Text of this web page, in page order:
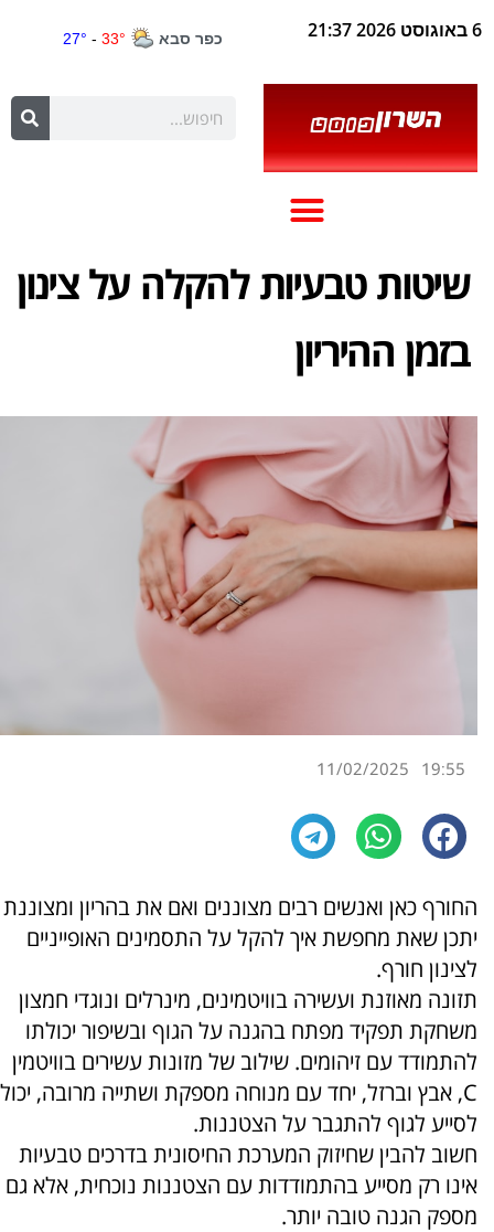
6 באוגוסט 2026 21:37
שיטות טבעיות להקלה על צינון
בזמן ההיריון
19:55
11/02/2025
החורף כאן ואנשים רבים מצוננים ואם את בהריון ומצוננת
יתכן שאת מחפשת איך להקל על התסמינים האופייניים
לצינון חורף.
תזונה מאוזנת ועשירה בוויטמינים, מינרלים ונוגדי חמצון
משחקת תפקיד מפתח בהגנה על הגוף ובשיפור יכולתו
להתמודד עם זיהומים. שילוב של מזונות עשירים בוויטמין
C, אבץ וברזל, יחד עם מנוחה מספקת ושתייה מרובה, יכול
לסייע לגוף להתגבר על הצטננות.
חשוב להבין שחיזוק המערכת החיסונית בדרכים טבעיות
אינו רק מסייע בהתמודדות עם הצטננות נוכחית, אלא גם
מספק הגנה טובה יותר.